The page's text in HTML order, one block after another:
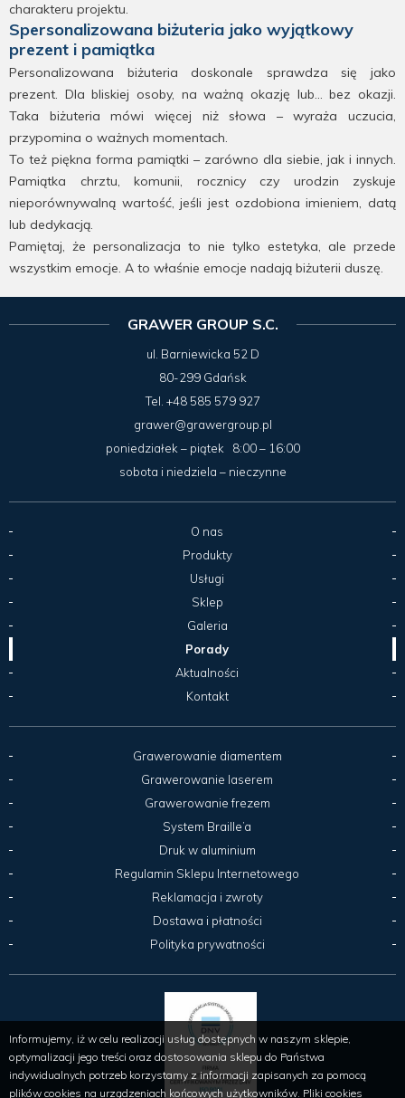
charakteru projektu.
Spersonalizowana biżuteria jako wyjątkowy
prezent i pamiątka
Personalizowana biżuteria doskonale sprawdza się jako
prezent. Dla bliskiej osoby, na ważną okazję lub… bez okazji.
Taka biżuteria mówi więcej niż słowa – wyraża uczucia,
przypomina o ważnych momentach.
To też piękna forma pamiątki – zarówno dla siebie, jak i innych.
Pamiątka chrztu, komunii, rocznicy czy urodzin zyskuje
nieporównywalną wartość, jeśli jest ozdobiona imieniem, datą
lub dedykacją.
Pamiętaj, że personalizacja to nie tylko estetyka, ale przede
wszystkim emocje. A to właśnie emocje nadają biżuterii duszę.
GRAWER GROUP S.C.
ul. Barniewicka 52 D
80-299 Gdańsk
Tel. +48 585 579 927
grawer@grawergroup.pl
poniedziałek – piątek 8:00 – 16:00
sobota i niedziela – nieczynne
O nas
Produkty
Usługi
Sklep
Galeria
Porady
Aktualności
Kontakt
Grawerowanie diamentem
Grawerowanie laserem
Grawerowanie frezem
System Braille’a
Druk w aluminium
Regulamin Sklepu Internetowego
Reklamacja i zwroty
Dostawa i płatności
Polityka prywatności
Informujemy, iż w celu realizacji usług dostępnych w naszym sklepie,
optymalizacji jego treści oraz dostosowania sklepu do Państwa
indywidualnych potrzeb korzystamy z informacji zapisanych za pomocą
plików cookies na urządzeniach końcowych użytkowników. Pliki cookies